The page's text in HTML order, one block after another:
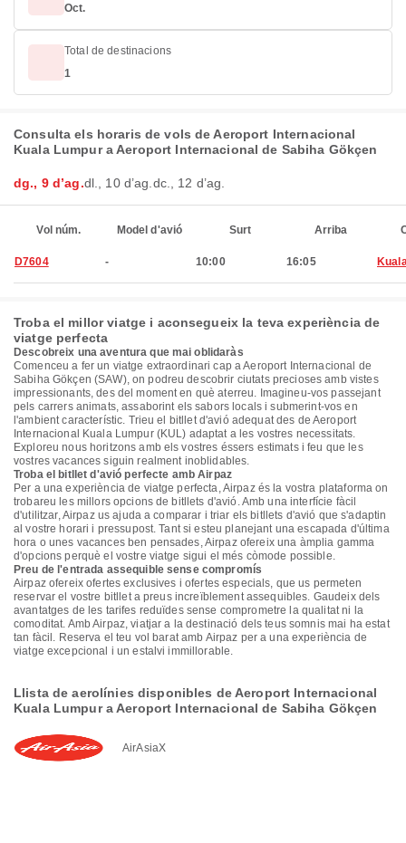
Oct.
Total de destinacions
1
Consulta els horaris de vols de Aeroport Internacional
Kuala Lumpur a Aeroport Internacional de Sabiha Gökçen
dg., 9 d’ag.dl., 10 d’ag. dc., 12 d’ag.
Vol núm. Model d'avió Surt Arriba
D7604 - 10:00 16:05
Troba el millor viatge i aconsegueix la teva experiència de
viatge perfecta
Descobreix una aventura que mai oblidaràs
Comenceu a fer un viatge extraordinari cap a Aeroport Internacional de
Sabiha Gökçen (SAW), on podreu descobrir ciutats precioses amb vistes
impressionants, des del moment en què aterreu. Imagineu-vos passejant
pels carrers animats, assaborint els sabors locals i submerint-vos en
l'ambient característic. Trieu el bitllet d'avió adequat des de Aeroport
Internacional Kuala Lumpur (KUL) adaptat a les vostres necessitats.
Exploreu nous horitzons amb els vostres éssers estimats i feu que les
vostres vacances siguin realment inoblidables.
Troba el bitllet d'avió perfecte amb Airpaz
Per a una experiència de viatge perfecta, Airpaz és la vostra plataforma on
trobareu les millors opcions de bitllets d'avió. Amb una interfície fàcil
d'utilitzar, Airpaz us ajuda a comparar i triar els bitllets d'avió que s'adaptin
al vostre horari i pressupost. Tant si esteu planejant una escapada d'última
hora o unes vacances ben pensades, Airpaz ofereix una àmplia gamma
d'opcions perquè el vostre viatge sigui el més còmode possible.
Preu de l'entrada assequible sense compromís
Airpaz ofereix ofertes exclusives i ofertes especials, que us permeten
reservar el vostre bitllet a preus increïblement assequibles. Gaudeix dels
avantatges de les tarifes reduïdes sense comprometre la qualitat ni la
comoditat. Amb Airpaz, viatjar a la destinació dels teus somnis mai ha estat
tan fàcil. Reserva el teu vol barat amb Airpaz per a una experiència de
viatge excepcional i un estalvi immillorable.
Llista de aerolínies disponibles de Aeroport Internacional
Kuala Lumpur a Aeroport Internacional de Sabiha Gökçen
AirAsiaX